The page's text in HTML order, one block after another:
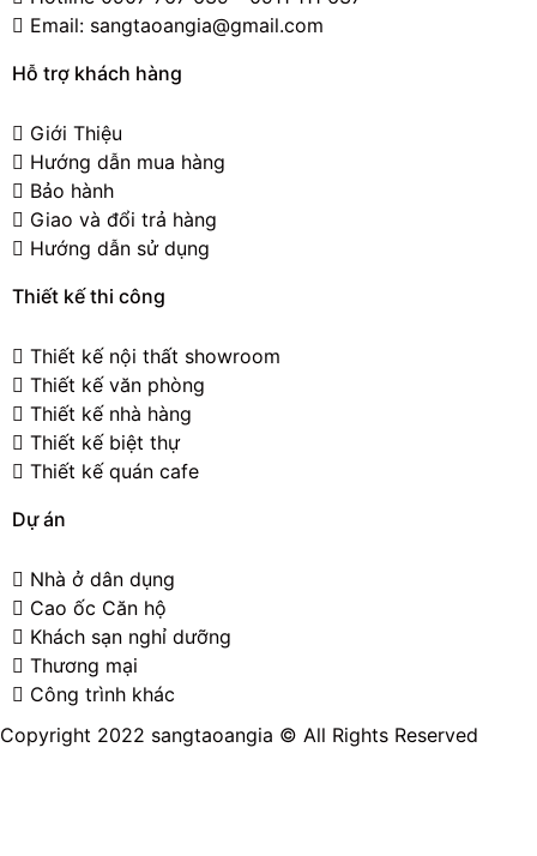
Email: sangtaoangia@gmail.com
Hỗ trợ khách hàng
Giới Thiệu
Hướng dẫn mua hàng
Bảo hành
Giao và đổi trả hàng
Hướng dẫn sử dụng
Thiết kế thi công
Thiết kế nội thất showroom
Thiết kế văn phòng
Thiết kế nhà hàng
Thiết kế biệt thự
Thiết kế quán cafe
Dự án
Nhà ở dân dụng
Cao ốc Căn hộ
Khách sạn nghỉ dưỡng
Thương mại
Công trình khác
Copyright 2022 sangtaoangia © All Rights Reserved